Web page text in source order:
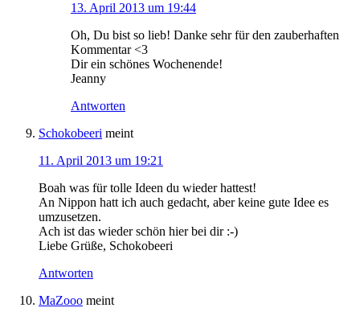
13. April 2013 um 19:44
Oh, Du bist so lieb! Danke sehr für den zauberhaften
Kommentar <3
Dir ein schönes Wochenende!
Jeanny
Antworten
Schokobeeri meint
11. April 2013 um 19:21
Boah was für tolle Ideen du wieder hattest!
An Nippon hatt ich auch gedacht, aber keine gute Idee es
umzusetzen.
Ach ist das wieder schön hier bei dir :-)
Liebe Grüße, Schokobeeri
Antworten
MaZooo meint